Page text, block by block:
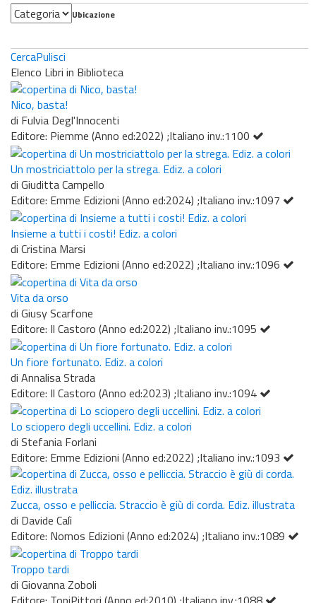
Categoria Ubicazione
CercaPulisci
Elenco Libri in Biblioteca
Nico, basta!
di Fulvia Degl'Innocenti
Editore: Piemme (Anno ed:2022) ;Italiano inv.:1100
Un mostriciattolo per la strega. Ediz. a colori
di Giuditta Campello
Editore: Emme Edizioni (Anno ed:2024) ;Italiano inv.:1097
Insieme a tutti i costi! Ediz. a colori
di Cristina Marsi
Editore: Emme Edizioni (Anno ed:2022) ;Italiano inv.:1096
Vita da orso
di Giusy Scarfone
Editore: Il Castoro (Anno ed:2022) ;Italiano inv.:1095
Un fiore fortunato. Ediz. a colori
di Annalisa Strada
Editore: Il Castoro (Anno ed:2023) ;Italiano inv.:1094
Lo sciopero degli uccellini. Ediz. a colori
di Stefania Forlani
Editore: Emme Edizioni (Anno ed:2022) ;Italiano inv.:1093
Zucca, osso e pelliccia. Straccio è giù di corda. Ediz. illustrata
di Davide Calì
Editore: Nomos Edizioni (Anno ed:2024) ;Italiano inv.:1089
Troppo tardi
di Giovanna Zoboli